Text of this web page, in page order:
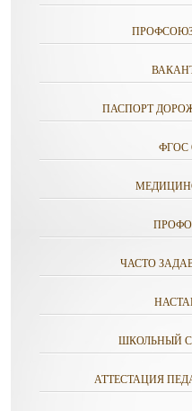
ПАСПОРТ
ФГОС
ЧАСТО
ШКОЛЬНЫЙ
АТТЕСТАЦИЯ